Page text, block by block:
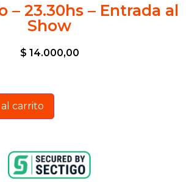
– 23.30hs – Entrada al
Show
$ 14.000,00
carrito